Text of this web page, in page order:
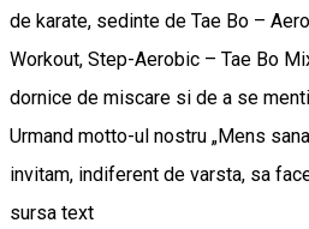
de karate, sedinte de Tae Bo –
Workout, Step-Aerobic – Tae Bo
dornice de miscare si de a se
Urmand motto-ul nostru „Mens
invitam, indiferent de varsta, sa
sursa text